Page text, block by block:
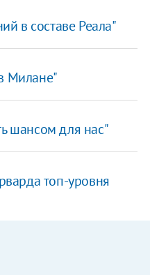
в составе Реала"
Милане"
шансом для нас"
топ-уровня